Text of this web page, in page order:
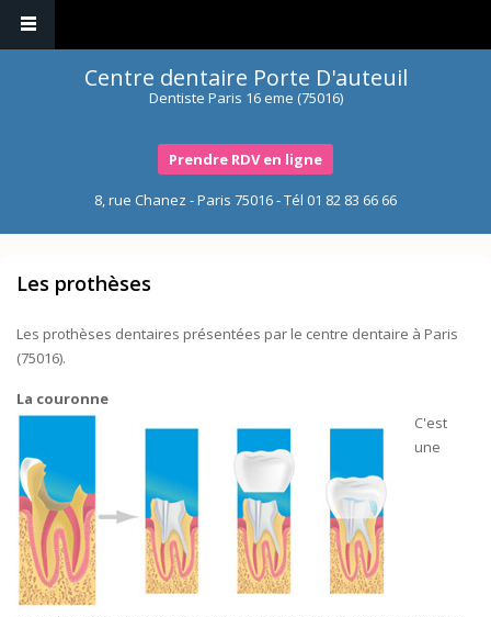
Centre dentaire Porte D'auteuil
Dentiste Paris 16 eme (75016)
Prendre RDV en ligne
8, rue Chanez - Paris 75016 - Tél 01 82 83 66 66
Les prothèses
Les prothèses dentaires présentées par le centre dentaire à Paris
(75016).
La couronne
C'est
une